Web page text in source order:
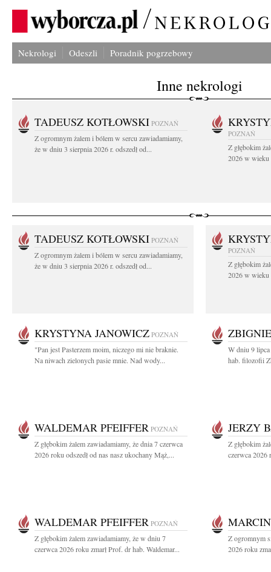
Nekrologi Odeszli Poradnik pogrzebowy
Inne nekrologi
TADEUSZ KOTŁOWSKI POZNAŃ
Z ogromnym żalem i bólem w sercu zawiadamiamy,
że w dniu 3 sierpnia 2026 r. odszedł od...
POZNAŃ
Z głębokim
2026 w wieku
TADEUSZ KOTŁOWSKI POZNAŃ
Z ogromnym żalem i bólem w sercu zawiadamiamy,
że w dniu 3 sierpnia 2026 r. odszedł od...
POZNAŃ
Z głębokim
2026 w wieku
KRYSTYNA JANOWICZ POZNAŃ
"Pan jest Pasterzem moim, niczego mi nie braknie.
Na niwach zielonych pasie mnie. Nad wody...
W dniu 9
hab. filozofii
WALDEMAR PFEIFFER POZNAŃ
Z głębokim żalem zawiadamiamy, że dnia 7 czerwca
2026 roku odszedł od nas nasz ukochany Mąż,...
JERZY
Z głębokim
czerwca 2026
WALDEMAR PFEIFFER POZNAŃ
Z głębokim żalem zawiadamiamy, że w dniu 7
czerwca 2026 roku zmarł Prof. dr hab. Waldemar...
Z ogromnym
2026 roku